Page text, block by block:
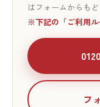
はフォームからもど
※下記の「ご利用ル
フ